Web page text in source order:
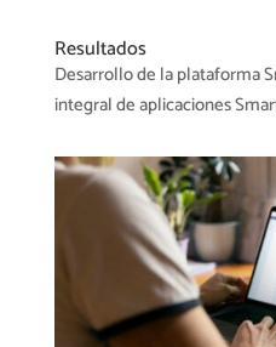
Resultados
Desarrollo de la plataforma
integral de aplicaciones